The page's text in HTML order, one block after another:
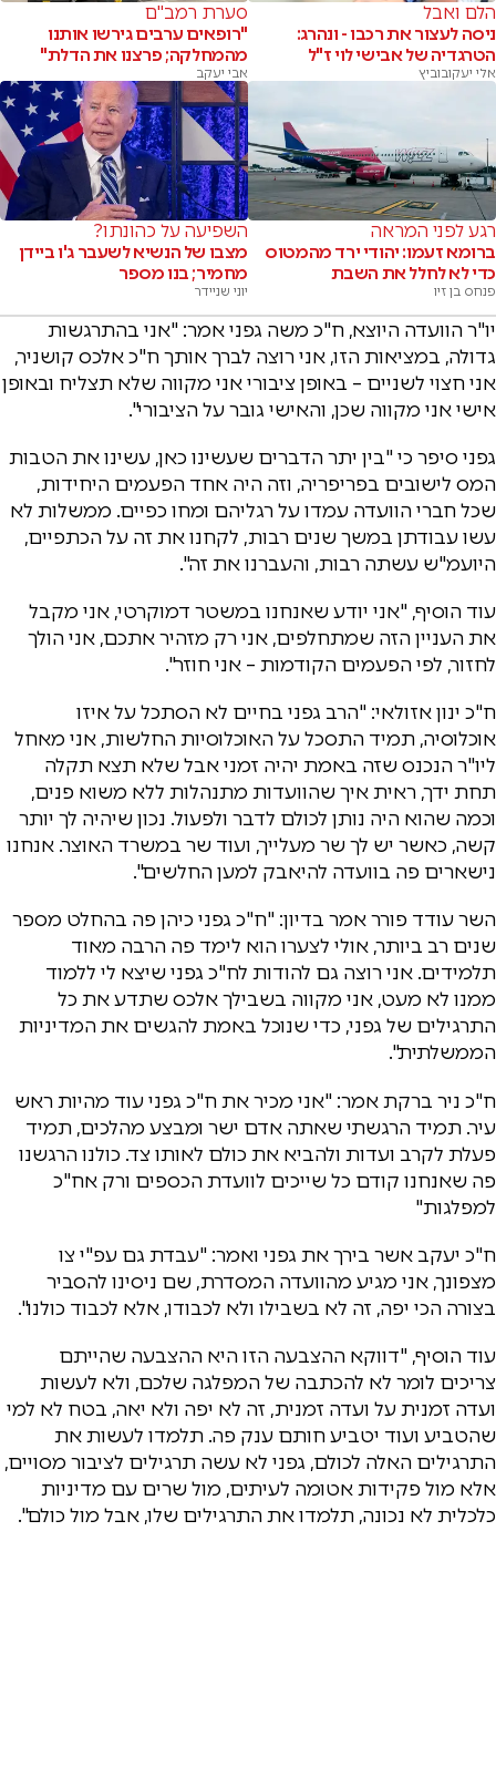
הלם ואבל
ניסה לעצור את רכבו - ונהרג:
הטרגדיה של אבישי לוי ז"ל
אלי יעקובוביץ
סערת רמב"ם
"רופאים ערבים גירשו אותנו
מהמחלקה; פרצנו את הדלת"
אבי יעקב
רגע לפני המראה
ברומא זעמו: יהודי ירד מהמטוס
כדי לא לחלל את השבת
פנחס בן זיו
השפיעה על כהונתו?
מצבו של הנשיא לשעבר ג'ו ביידן
מחמיר; בנו מספר
יוני שניידר
יו"ר הוועדה היוצא, ח"כ משה גפני אמר: "אני בהתרגשות
גדולה, במציאות הזו, אני רוצה לברך אותך ח"כ אלכס קושניר,
אני חצוי לשניים – באופן ציבורי אני מקווה שלא תצליח ובאופן
אישי אני מקווה שכן, והאישי גובר על הציבורי".
גפני סיפר כי "בין יתר הדברים שעשינו כאן, עשינו את הטבות
המס לישובים בפריפריה, וזה היה אחד הפעמים היחידות,
שכל חברי הוועדה עמדו על רגליהם ומחו כפיים. ממשלות לא
עשו עבודתן במשך שנים רבות, לקחנו את זה על הכתפיים,
היועמ"ש עשתה רבות, והעברנו את זה".
עוד הוסיף, "אני יודע שאנחנו במשטר דמוקרטי, אני מקבל
את העניין הזה שמתחלפים, אני רק מזהיר אתכם, אני הולך
לחזור, לפי הפעמים הקודמות – אני חוזר".
ח"כ ינון אזולאי: "הרב גפני בחיים לא הסתכל על איזו
אוכלוסיה, תמיד התסכל על האוכלוסיות החלשות, אני מאחל
ליו"ר הנכנס שזה באמת יהיה זמני אבל שלא תצא תקלה
תחת ידך, ראית איך שהוועדות מתנהלות ללא משוא פנים,
וכמה שהוא היה נותן לכולם לדבר ולפעול. נכון שיהיה לך יותר
קשה, כאשר יש לך שר מעלייך, ועוד שר במשרד האוצר. אנחנו
נישארים פה בוועדה להיאבק למען החלשים".
השר עודד פורר אמר בדיון: "ח"כ גפני כיהן פה בהחלט מספר
שנים רב ביותר, אולי לצערו הוא לימד פה הרבה מאוד
תלמידים. אני רוצה גם להודות לח"כ גפני שיצא לי ללמוד
ממנו לא מעט, אני מקווה בשבילך אלכס שתדע את כל
התרגילים של גפני, כדי שנוכל באמת להגשים את המדיניות
הממשלתית".
ח"כ ניר ברקת אמר: "אני מכיר את ח"כ גפני עוד מהיות ראש
עיר. תמיד הרגשתי שאתה אדם ישר ומבצע מהלכים, תמיד
פעלת לקרב ועדות ולהביא את כולם לאותו צד. כולנו הרגשנו
פה שאנחנו קודם כל שייכים לוועדת הכספים ורק אח"כ
למפלגות"
ח"כ יעקב אשר בירך את גפני ואמר: "עבדת גם עפ"י צו
מצפונך, אני מגיע מהוועדה המסדרת, שם ניסינו להסביר
בצורה הכי יפה, זה לא בשבילו ולא לכבודו, אלא לכבוד כולנו".
עוד הוסיף, "דווקא ההצבעה הזו היא ההצבעה שהייתם
צריכים לומר לא להכתבה של המפלגה שלכם, ולא לעשות
ועדה זמנית על ועדה זמנית, זה לא יפה ולא יאה, בטח לא למי
שהטביע ועוד יטביע חותם ענק פה. תלמדו לעשות את
התרגילים האלה לכולם, גפני לא עשה תרגילים לציבור מסויים,
אלא מול פקידות אטומה לעיתים, מול שרים עם מדיניות
כלכלית לא נכונה, תלמדו את התרגילים שלו, אבל מול כולם".